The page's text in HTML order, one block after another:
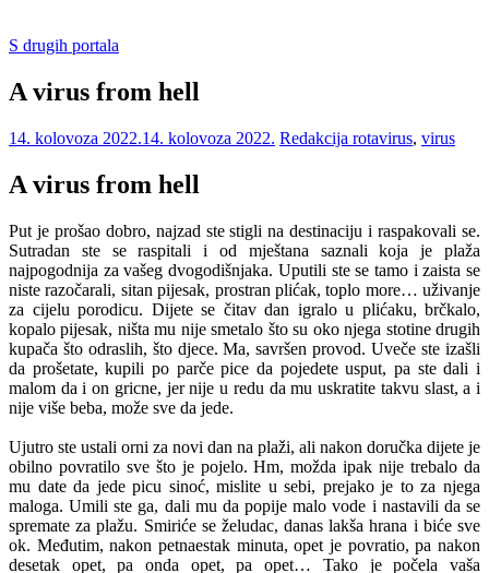
S drugih portala
A virus from hell
14. kolovoza 2022.14. kolovoza 2022. Redakcija rotavirus, virus
A virus from hell
Put je prošao dobro, najzad ste stigli na destinaciju i raspakovali se.
Sutradan ste se raspitali i od mještana saznali koja je plaža
najpogodnija za vašeg dvogodišnjaka. Uputili ste se tamo i zaista se
niste razočarali, sitan pijesak, prostran plićak, toplo more… uživanje
za cijelu porodicu. Dijete se čitav dan igralo u plićaku, brčkalo,
kopalo pijesak, ništa mu nije smetalo što su oko njega stotine drugih
kupača što odraslih, što djece. Ma, savršen provod. Uveče ste izašli
da prošetate, kupili po parče pice da pojedete usput, pa ste dali i
malom da i on gricne, jer nije u redu da mu uskratite takvu slast, a i
nije više beba, može sve da jede.
Ujutro ste ustali orni za novi dan na plaži, ali nakon doručka dijete je
obilno povratilo sve što je pojelo. Hm, možda ipak nije trebalo da
mu date da jede picu sinoć, mislite u sebi, prejako je to za njega
maloga. Umili ste ga, dali mu da popije malo vode i nastavili da se
spremate za plažu. Smiriće se želudac, danas lakša hrana i biće sve
ok. Međutim, nakon petnaestak minuta, opet je povratio, pa nakon
desetak opet, pa onda opet, pa opet… Tako je počela vaša